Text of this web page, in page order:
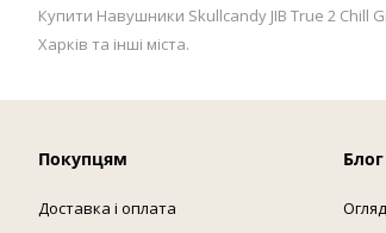
Купити Навушники Skullcandy JIB True 2 Chill
Харків та інші міста.
Покупцям
Доставка і оплата